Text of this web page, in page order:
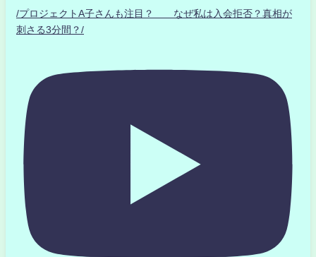
/プロジェクトA子さんも注目？ なぜ私は入会拒否？真相が
刺さる3分間？/